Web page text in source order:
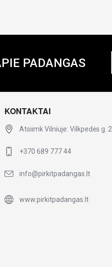
PADANGAS
KONTAKTAI
Atsiimk Vilniuje: Vilkpedės g. 2
+370 689 777 44
info@pirkitpadangas.lt
www.pirkitpadangas.lt